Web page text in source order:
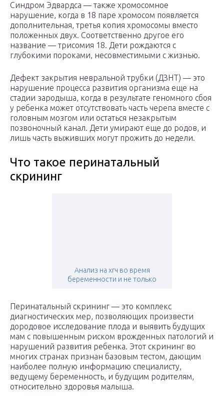
Синдром Эдвардса — также хромосомное
нарушение, когда в 18 паре хромосом появляется
дополнительная, третья копия хромосомы вместо
положенных двух. Соответственно другое его
название — трисомия 18. Дети рождаются с
глубокими пороками, несовместимыми с жизнью.
Дефект закрытия невральной трубки (ДЗНТ) — это
нарушение процесса развития организма еще на
стадии зародыша, когда в результате геномного сбоя
у ребенка может отсутствовать часть черепа вместе с
головным мозгом или остаться незакрытым
позвоночный канал. Дети умирают еще до родов, и
лишь часть выживших могут прожить до недели.
Что такое перинатальный
скрининг
Анализ на хгч во время
беременности и не только
Перинатальный скрининг — это комплекс
диагностических мер, позволяющих произвести
дородовое исследование плода и выявить будущих
мам с повышенным риском врожденных патологий и
нарушений развития ребенка. Этот скрининг во
многих странах признан базовым тестом, дающим
наиболее полную информацию специалисту,
ведущему беременность, и будущим родителям,
относительно здоровья малыша.